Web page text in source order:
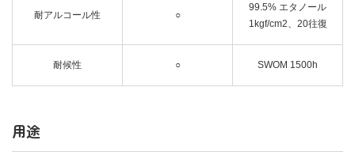
耐アルコール性 ○
99.5% エタノール
1kgf/cm2、20往復
耐候性 ○ SWOM 1500h
用途